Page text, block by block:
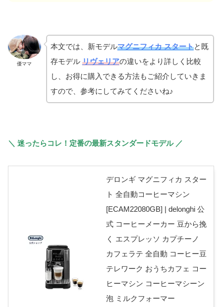
優ママ
本文では、新モデルマグニフィカ スタートと既
存モデル リヴェリアの違いをより詳しく比較
し、お得に購入できる方法もご紹介していきま
すので、参考にしてみてくださいね♪
＼ 迷ったらコレ！定番の最新スタンダードモデル ／
デロンギ マグニフィカ スター
ト 全自動コーヒーマシン
[ECAM22080GB] | delonghi 公
式 コーヒーメーカー 豆から挽
く エスプレッソ カプチーノ
カフェラテ 全自動 コーヒー豆
テレワーク おうちカフェ コー
ヒーマシン コーヒーマシーン
泡 ミルクフォーマー